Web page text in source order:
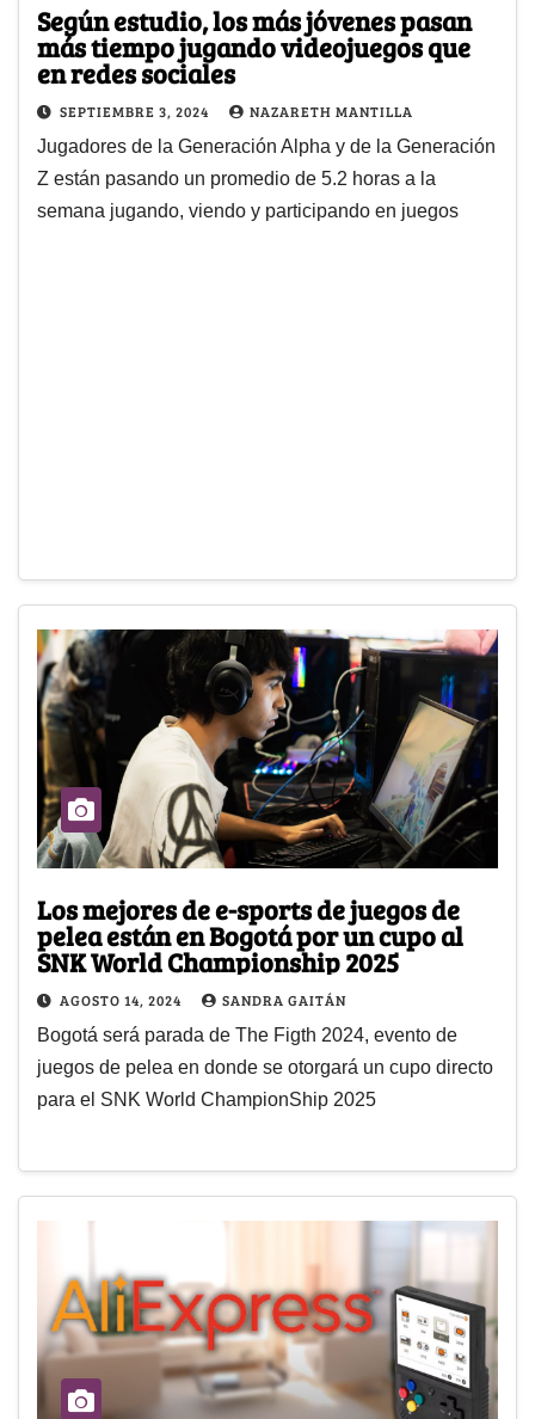
Según estudio, los más jóvenes pasan
más tiempo jugando videojuegos que
en redes sociales
SEPTIEMBRE 3, 2024 NAZARETH MANTILLA
Jugadores de la Generación Alpha y de la Generación
Z están pasando un promedio de 5.2 horas a la
semana jugando, viendo y participando en juegos
Los mejores de e-sports de juegos de
pelea están en Bogotá por un cupo al
SNK World Championship 2025
AGOSTO 14, 2024 SANDRA GAITÁN
Bogotá será parada de The Figth 2024, evento de
juegos de pelea en donde se otorgará un cupo directo
para el SNK World ChampionShip 2025